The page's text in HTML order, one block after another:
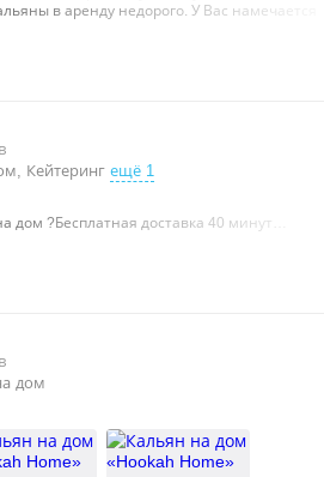
в аренду недорого. У Вас намечается
отдохнуть с друзьями и хотите удивить
прокат. Аренда кальянов в нашей
Кейтеринг ещё 1
дом ?Бесплатная доставка 40 минут…
дом